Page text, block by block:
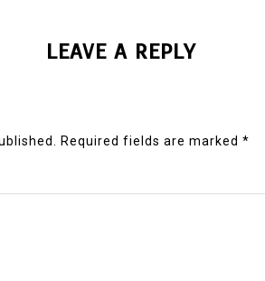
LEAVE A REPLY
Required fields are marked *